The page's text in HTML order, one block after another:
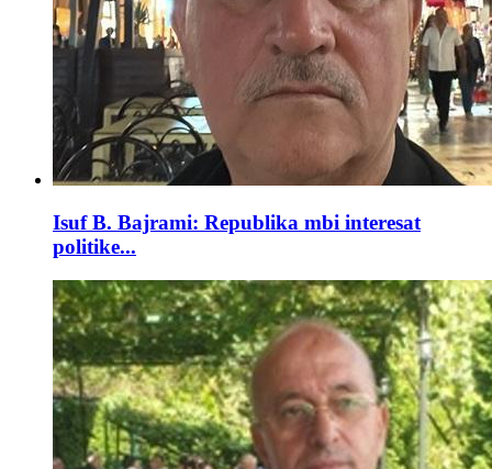
Isuf B. Bajrami: Republika mbi interesat
politike...